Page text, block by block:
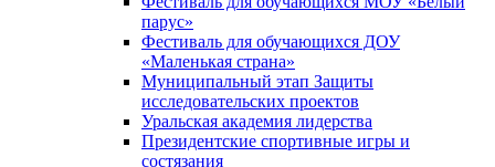
парус»
Фестиваль для обучающихся ДОУ
«Маленькая страна»
Муниципальный этап Защиты
исследовательских проектов
Уральская академия лидерства
Президентские спортивные игры и
состязания